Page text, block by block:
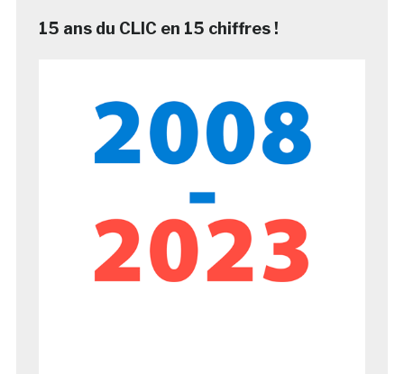
15 ans du CLIC en 15 chiffres !